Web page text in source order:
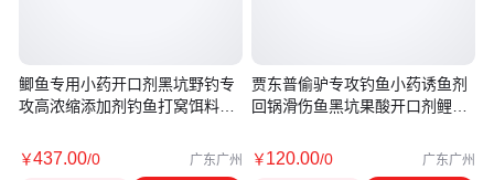
鲫鱼专用小药开口剂黑坑野钓专
攻高浓缩添加剂钓鱼打窝饵料诱
￥437.00/0 广东广州
贾东普偷驴专攻钓鱼小药诱鱼剂
回锅滑伤鱼黑坑果酸开口剂鲤鲫
￥120.00/0 广东广州